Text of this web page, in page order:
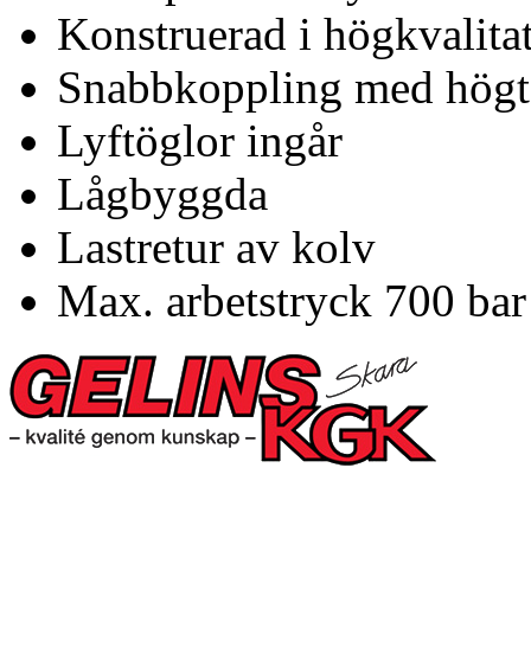
Konstruerad i
Snabbkoppling med
Lyftöglor ingår
Lågbyggda
Lastretur av kolv
Max. arbetstryck 700